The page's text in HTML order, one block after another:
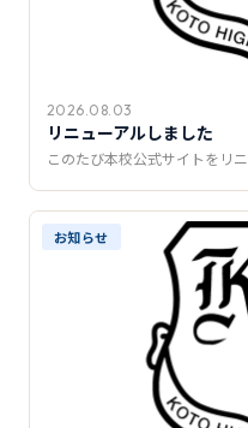
2026.08.03
リニューアルしました
このたび本校公式サイトをリ
お知らせ